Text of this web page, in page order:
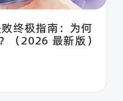
终极指南：为何
（2026 最新版）